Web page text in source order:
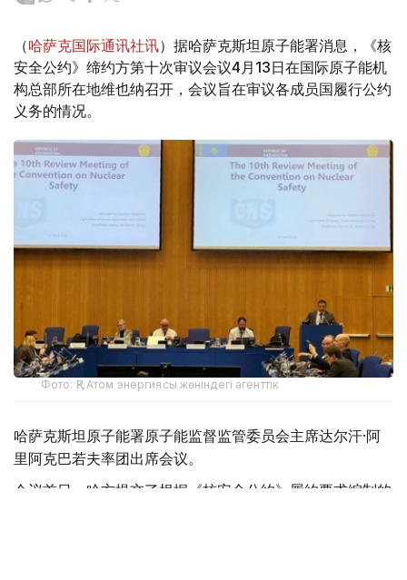
（哈萨克国际通讯社讯）据哈萨克斯坦原子能署消息，《核
安全公约》缔约方第十次审议会议4月13日在国际原子能机
构总部所在地维也纳召开，会议旨在审议各成员国履行公约
义务的情况。
Фото: ҚР Атом энергиясы жөніндегі агенттік
哈萨克斯坦原子能署原子能监督监管委员会主席达尔汗·阿
里阿克巴若夫率团出席会议。
会议首日，哈方提交了根据《核安全公约》履约要求编制的